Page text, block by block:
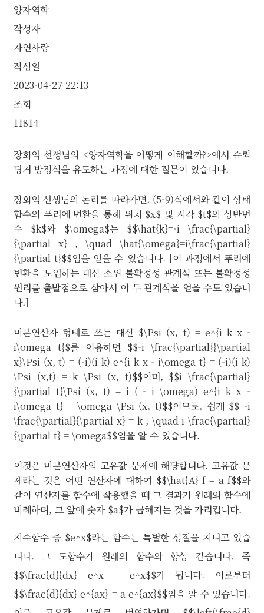
양자역학
작성자
자연사랑
작성일
2023-04-27 22:13
조회
11814
장회익 선생님의 <양자역학을 어떻게 이해할까?>에서 슈뢰
딩거 방정식을 유도하는 과정에 대한 질문이 있습니다.
장회익 선생님의 논리를 따라가면, (5-9)식에서와 같이 상태
함수의 푸리에 변환을 통해 위치 $x$ 및 시각 $t$의 상반변
수 $k$와 $\omega$는 $$\hat{k}=-i \frac{\partial}
{\partial x} , \quad \hat{\omega}=i\frac{\partial}
{\partial t}$$임을 얻을 수 있습니다. [이 과정에서 푸리에
변환을 도입하는 대신 소위 불확정성 관계식 또는 불확정성
원리를 출발점으로 삼아서 이 두 관계식을 얻을 수도 있습니
다.]
미분연산자 형태로 쓰는 대신 $\Psi (x, t) = e^{i k x -
i\omega t}$를 이용하면 $$-i \frac{\partial}{\partial
x}\Psi (x, t) = (-i)(i k) e^{i k x - i\omega t} = (-i)(i k)
\Psi (x,t) = k \Psi (x, t)$$이며, $$i \frac{\partial}
{\partial t}\Psi (x, t) = i ( - i \omega) e^{i k x -
i\omega t} = \omega \Psi (x, t)$$이므로, 쉽게 $$ -i
\frac{\partial}{\partial x} = k , \quad i \frac{\partial}
{\partial t} = \omega$$임을 알 수 있습니다.
이것은 미분연산자의 고유값 문제에 해댱합니다. 고유값 문
제라는 것은 어떤 연산자에 대하여 $$\hat{A} f = a f$$와
같이 연산자를 함수에 작용했을 때 그 결과가 원래의 함수에
비례하며, 그 앞에 숫자 $a$가 곱해지는 것을 가리킵니다.
지수함수 중 $e^x$라는 함수는 특별한 성질을 지니고 있습
니다. 그 도함수가 원래의 함수와 항상 같습니다. 즉
$$\frac{d}{dx} e^x = e^x$$가 됩니다. 이로부터
$$\frac{d}{dx} e^{ax} = a e^{ax}$$임을 알 수 있습니다.